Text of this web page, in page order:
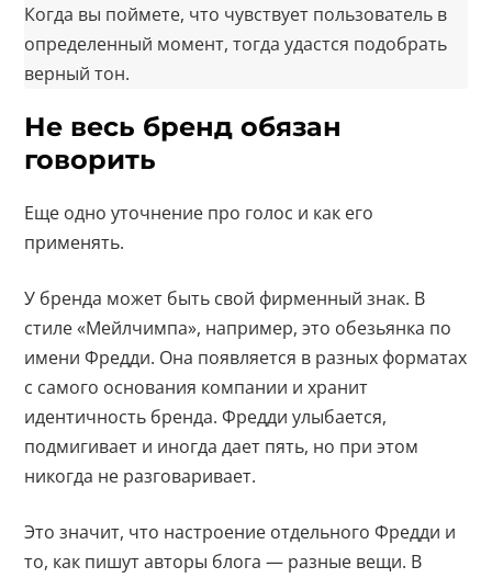
Когда вы поймете, что чувствует пользователь в
определенный момент, тогда удастся подобрать
верный тон.
Не весь бренд обязан
говорить
Еще одно уточнение про голос и как его
применять.
У бренда может быть свой фирменный знак. В
стиле «Мейлчимпа», например, это обезьянка по
имени Фредди. Она появляется в разных форматах
с самого основания компании и хранит
идентичность бренда. Фредди улыбается,
подмигивает и иногда дает пять, но при этом
никогда не разговаривает.
Это значит, что настроение отдельного Фредди и
то, как пишут авторы блога — разные вещи. В